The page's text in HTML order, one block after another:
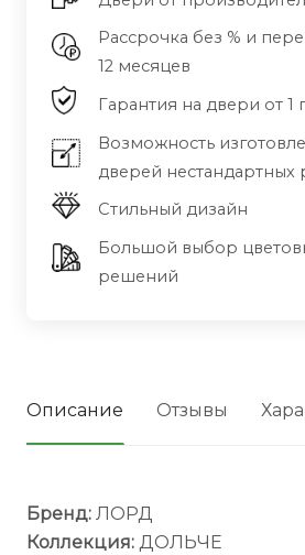
Рассрочка без % и
12 месяцев
Гарантия на двери от 1
Возможность
дверей нестандартных
Стильный дизайн
Большой выбор
решений
Описание Отзывы
Бренд: ЛОРД
Коллекция: ДОЛЬЧЕ